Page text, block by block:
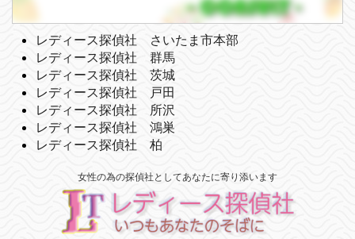
レディース探偵社 さいたま市本部
レディース探偵社 群馬
レディース探偵社 茨城
レディース探偵社 戸田
レディース探偵社 所沢
レディース探偵社 鴻巣
レディース探偵社 柏
女性の為の探偵社としてあなたに寄り添います